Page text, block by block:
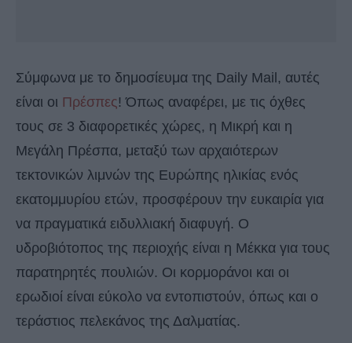
Σύμφωνα με το δημοσίευμα της Daily Mail, αυτές
είναι οι Πρέσπες! Όπως αναφέρει, με τις όχθες
τους σε 3 διαφορετικές χώρες, η Μικρή και η
Μεγάλη Πρέσπα, μεταξύ των αρχαιότερων
τεκτονικών λιμνών της Ευρώπης ηλικίας ενός
εκατομμυρίου ετών, προσφέρουν την ευκαιρία για
να πραγματικά ειδυλλιακή διαφυγή. Ο
υδροβιότοπος της περιοχής είναι η Μέκκα για τους
παρατηρητές πουλιών. Οι κορμοράνοι και οι
ερωδιοί είναι εύκολο να εντοπιστούν, όπως και ο
τεράστιος πελεκάνος της Δαλματίας.